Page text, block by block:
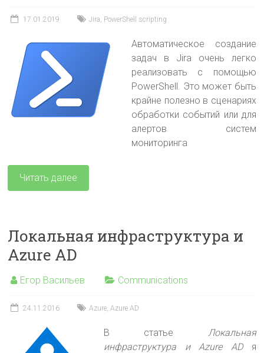
17.01.2019 Jira, PowerShell scripting
Автоматическое создание
задач в Jira очень легко
реализовать с помощью
PowerShell. Это может быть
крайне полезно в сценариях
обработки событий или для
алертов систем
мониторинга
Читать далее
Локальная инфраструктура и
Azure AD
Егор Васильев Communications
24.11.2016 Azure,Azure AD
В статье Локальная
инфраструктура и Azure ADя